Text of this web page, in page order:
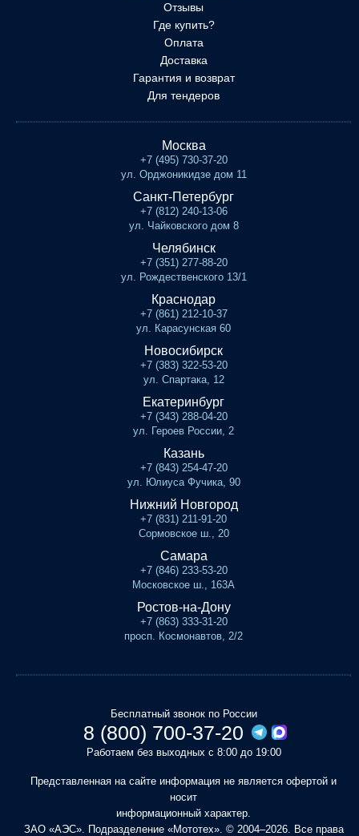
Отзывы
Где купить?
Оплата
Доставка
Гарантия и возврат
Для тендеров
Москва
+7 (495) 730-37-20
ул. Орджоникидзе дом 11
Санкт-Петербург
+7 (812) 240-13-06
ул. Чайковского дом 8
Челябинск
+7 (351) 277-88-20
ул. Рождественского 13/1
Краснодар
+7 (861) 212-10-37
ул. Карасунская 60
Новосибирск
+7 (383) 322-53-20
ул. Спартака, 12
Екатеринбург
+7 (343) 288-04-20
ул. Героев России, 2
Казань
+7 (843) 254-47-20
ул. Юлиуса Фучика, 90
Нижний Новгород
+7 (831) 211-91-20
Сормовское ш., 20
Самара
+7 (846) 233-53-20
Московское ш., 163А
Ростов-на-Дону
+7 (863) 333-31-20
просп. Космонавтов, 2/2
Бесплатный звонок по России
8 (800) 700-37-20
Работаем без выходных с 8:00 до 19:00
Представленная на сайте информация не является офертой и
носит
информационный характер.
ЗАО «АЭС». Подразделение «Мототех». © 2004–2026. Все права